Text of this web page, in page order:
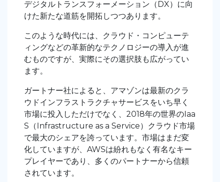
デジタルトランスフォーメーション（DX）に向
けた新たな道筋を開拓しつつあります。
このような時代には、クラウド・コンピューテ
ィングなどの革新的なテクノロジーの導入が進
むものですが、実際にその選択肢も広がってい
ます。
ガートナー社によると、アマゾンは最新のクラ
ウドインフラストラクチャサービスをいち早く
市場に投入しただけでなく、2018年の世界のIaa
S（Infrastructure as a Service）クラウド市場
で最大のシェアを誇っています。市場はまだ変
化していますが、AWSは紛れもなく有名なキー
プレイヤーであり、多くのパートナーから信頼
されています。